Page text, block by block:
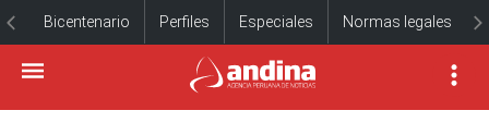
Bicentenario Perfiles Especiales Normas legales